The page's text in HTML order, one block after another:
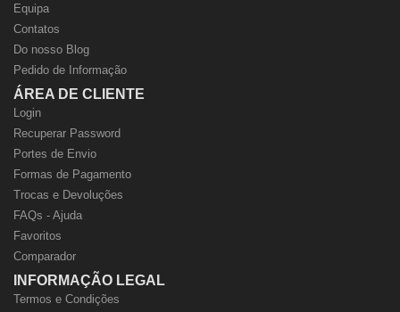
Equipa
Contatos
Do nosso Blog
Pedido de Informação
ÁREA DE CLIENTE
Login
Recuperar Password
Portes de Envio
Formas de Pagamento
Trocas e Devoluções
FAQs - Ajuda
Favoritos
Comparador
INFORMAÇÃO LEGAL
Termos e Condições